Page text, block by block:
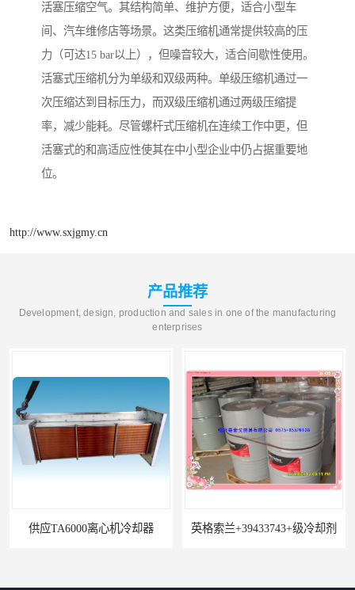
活塞压缩空气。其结构简单、维护方便，适合小型车
间、汽车维修店等场景。这类压缩机通常提供较高的压
力（可达15 bar以上），但噪音较大，适合间歇性使用。
活塞式压缩机分为单级和双级两种。单级压缩机通过一
次压缩达到目标压力，而双级压缩机通过两级压缩提
率，减少能耗。尽管螺杆式压缩机在连续工作中更，但
活塞式的和高适应性使其在中小型企业中仍占据重要地
位。
http://www.sxjgmy.cn
产品推荐
Development, design, production and sales in one of the manufacturing
enterprises
供应TA6000离心机冷却器 英格索兰+39433743+级冷却剂